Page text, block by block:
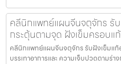
คลีนิกแพทย์แผนจีนจตุจักร รับ
กระตุ้นตามจุด ฝังเข็มครอบแ
คลีนิกแพทย์แผนจีนจตุจักร รับฝังเข็มแก้
บรรเทาอาการและ ความเจ็บปวดตามร่